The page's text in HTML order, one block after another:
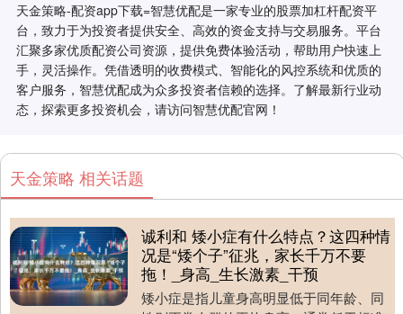
天金策略-配资app下载=智慧优配是一家专业的股票加杠杆配资平
台，致力于为投资者提供安全、高效的资金支持与交易服务。平台
汇聚多家优质配资公司资源，提供免费体验活动，帮助用户快速上
手，灵活操作。凭借透明的收费模式、智能化的风控系统和优质的
客户服务，智慧优配成为众多投资者信赖的选择。了解最新行业动
态，探索更多投资机会，请访问智慧优配官网！
天金策略 相关话题
诚利和 矮小症有什么特点？这四种情
况是“矮个子”征兆，家长千万不要
拖！_身高_生长激素_干预
矮小症是指儿童身高明显低于同年龄、同